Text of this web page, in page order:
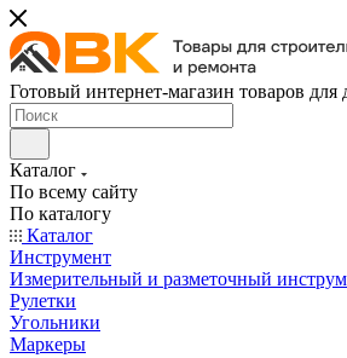
Готовый интернет-магазин товаров для
Каталог
По всему сайту
По каталогу
Каталог
Инструмент
Измерительный и разметочный
Рулетки
Угольники
Маркеры